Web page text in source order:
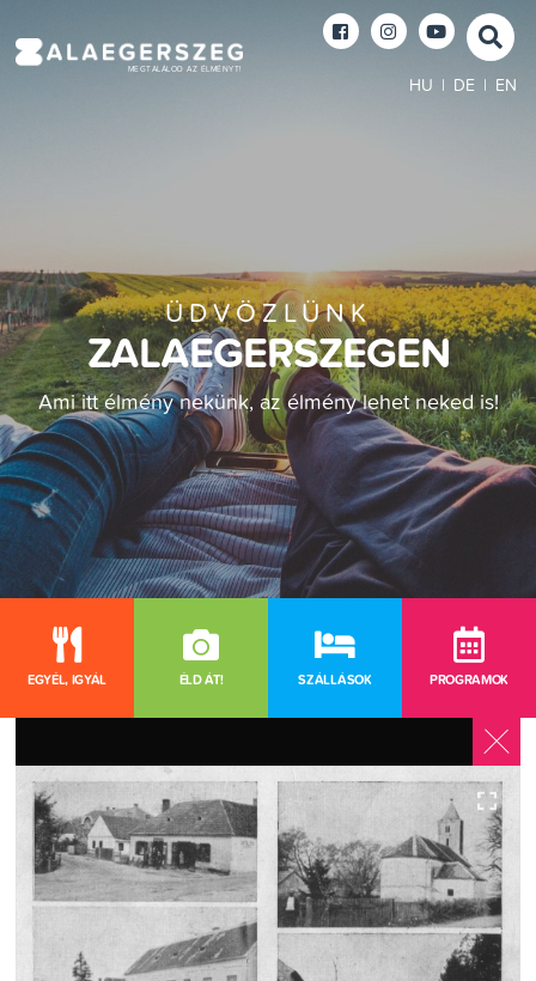
MEGTALÁLOD AZ ÉLMÉNYT!
HU DE EN
ÜDVÖZLÜNK
ZALAEGERSZEGEN
Ami itt élmény nekünk, az élmény lehet neked is!
EGYÉL, IGYÁL ÉLD ÁT! SZÁLLÁSOK PROGRAMOK